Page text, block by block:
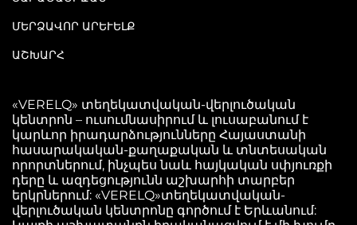
ՄԵՐՁԱՎՈՐ ԱՐԵՒԵԼՔ
ԱՇԽԱՐՀ
«VERELQ» տեղեկատվական-վերլուծական
կենտրոն – ուսումնասիրում և լուսաբանում է
կարևոր իրադարձությունները Հայաստանի
հասարակական-քաղաքական և տնտեսական
որորտներում, ինչպես նաև հայկական սփյուռքի
դերը և ազդեցությունն աշխարհի տարբեր
երկրներում: «VERELQ»տեղեկատվական-
վերլուծական կենտրոնը գործում է Երևանում: